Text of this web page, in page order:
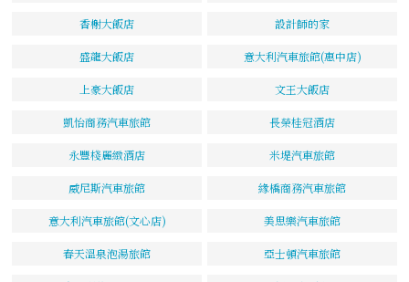
香榭大飯店 設計師的家
盛龍大飯店 意大利汽車旅館(惠中店)
上豪大飯店 文王大飯店
凱怡商務汽車旅館 長榮桂冠酒店
永豐棧麗緻酒店 米堤汽車旅館
威尼斯汽車旅館 緣橋商務汽車旅館
意大利汽車旅館(文心店) 美思樂汽車旅館
春天溫泉泡湯旅館 亞士頓汽車旅館